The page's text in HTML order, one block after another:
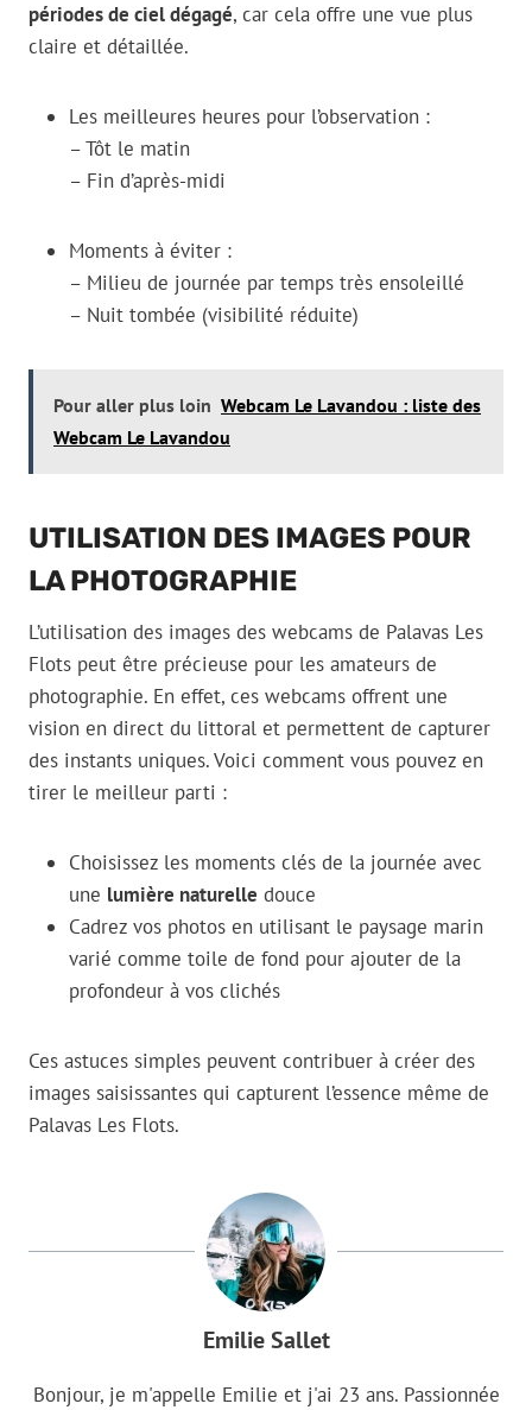
périodes de ciel dégagé, car cela offre une vue plus
claire et détaillée.
Les meilleures heures pour l’observation :
– Tôt le matin
– Fin d’après-midi
Moments à éviter :
– Milieu de journée par temps très ensoleillé
– Nuit tombée (visibilité réduite)
Pour aller plus loin Webcam Le Lavandou : liste des
Webcam Le Lavandou
UTILISATION DES IMAGES POUR
LA PHOTOGRAPHIE
L’utilisation des images des webcams de Palavas Les
Flots peut être précieuse pour les amateurs de
photographie. En effet, ces webcams offrent une
vision en direct du littoral et permettent de capturer
des instants uniques. Voici comment vous pouvez en
tirer le meilleur parti :
Choisissez les moments clés de la journée avec
une lumière naturelle douce
Cadrez vos photos en utilisant le paysage marin
varié comme toile de fond pour ajouter de la
profondeur à vos clichés
Ces astuces simples peuvent contribuer à créer des
images saisissantes qui capturent l’essence même de
Palavas Les Flots.
Emilie Sallet
Bonjour, je m'appelle Emilie et j'ai 23 ans. Passionnée